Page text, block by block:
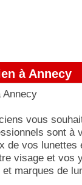
à Annecy
Annecy
vous
sont à
de vos
visage et vos
marques de